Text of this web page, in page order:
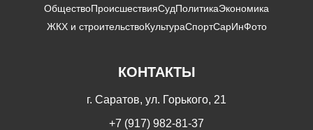
ОбществоПроисшествияСудПолитикаЭкономика
ЖКХ и строительствоКультураСпортСарИнФото
КОНТАКТЫ
г. Саратов, ул. Горького, 21
+7 (917) 982-81-37